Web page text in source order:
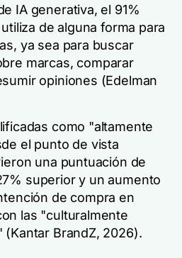
IA generativa, el 91%
de alguna forma para
ya sea para buscar
marcas, comparar
opiniones (Edelman
como "altamente
el punto de vista
una puntuación de
superior y un aumento
de compra en
las "culturalmente
(Kantar BrandZ, 2026).